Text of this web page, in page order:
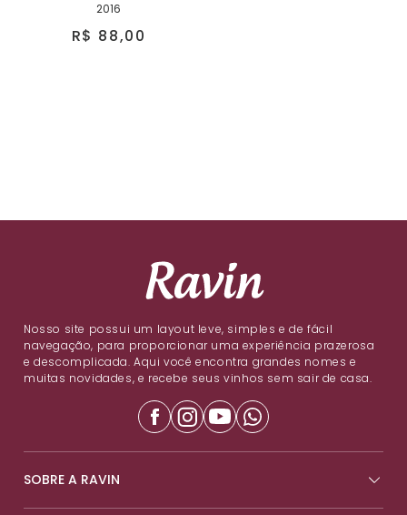
2016
R$ 88,00
Nosso site possui um layout leve, simples e de fácil
navegação, para proporcionar uma experiência prazerosa
e descomplicada. Aqui você encontra grandes nomes e
muitas novidades, e recebe seus vinhos sem sair de casa.
SOBRE A RAVIN